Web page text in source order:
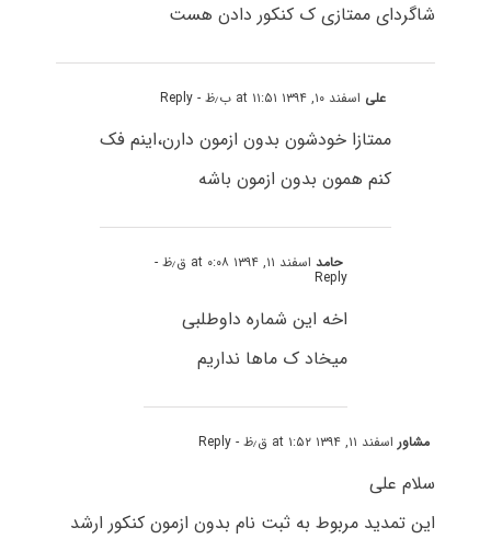
شاگردای ممتازی ک کنکور دادن هست
علی اسفند ۱۰, ۱۳۹۴ at ۱۱:۵۱ ب٫ظ - Reply
ممتازا خودشون بدون ازمون دارن،اینم فک
کنم همون بدون ازمون باشه
حامداسفند ۱۱, ۱۳۹۴ at ۰:۰۸ ق٫ظ -
Reply
اخه این شماره داوطلبی
میخاد ک ماها نداریم
مشاوراسفند ۱۱, ۱۳۹۴ at ۱:۵۲ ق٫ظ - Reply
سلام علی
این تمدید مربوط به ثبت نام بدون ازمون کنکور ارشد